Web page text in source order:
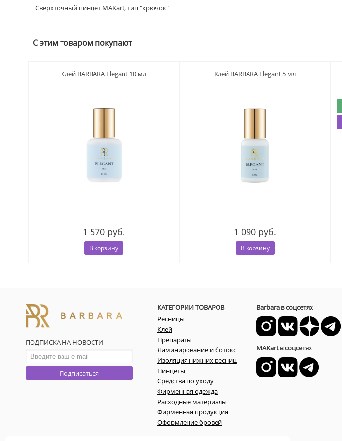
Сверхточный пинцет MAKart, тип "крючок"
С этим товаром покупают
Клей BARBARA Elegant 10 мл
1 570 руб.
В корзину
Клей BARBARA Elegant 5 мл
1 090 руб.
В корзину
ПОДПИСКА НА НОВОСТИ
Подписаться
КАТЕГОРИИ ТОВАРОВ
Ресницы
Клей
Препараты
Ламинирование и ботокс
Изоляция нижних ресниц
Пинцеты
Средства по уходу
Фирменная одежда
Расходные материалы
Фирменная продукция
Оформление бровей
Barbara в соцсетях
MAKart в соцсетях